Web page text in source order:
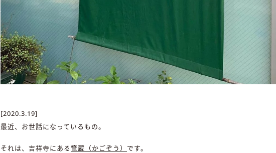
[2020.3.19]
最近、お世話になっているもの。
それは、吉祥寺にある篭蔵（かごぞう） です。